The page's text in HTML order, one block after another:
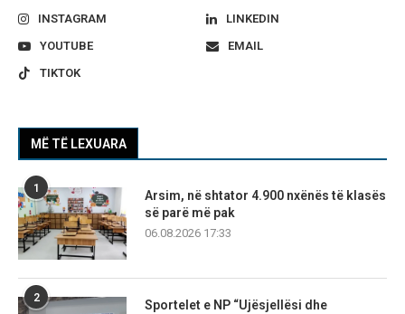
INSTAGRAM
LINKEDIN
YOUTUBE
EMAIL
TIKTOK
MË TË LEXUARA
1
Arsim, në shtator 4.900 nxënës të klasës
së parë më pak
06.08.2026 17:33
2
Sportelet e NP “Ujësjellësi dhe